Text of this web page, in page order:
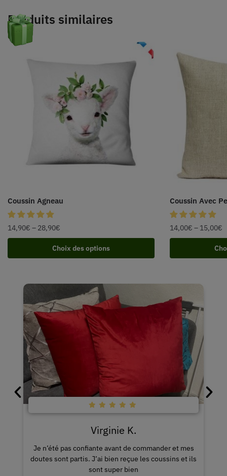
Produits similaires
Coussin Agneau
14,90€ – 28,90€
Choix des options
Coussin Avec
14,00€ – 15,00€
Karine I.
envie de tout acheter.